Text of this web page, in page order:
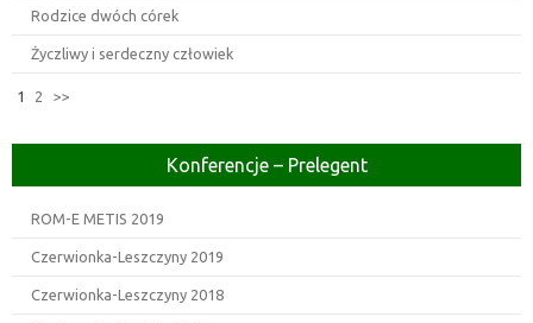
Rodzice dwóch córek
Życzliwy i serdeczny człowiek
1 2 >>
Konferencje – Prelegent
ROM-E METIS 2019
Czerwionka-Leszczyny 2019
Czerwionka-Leszczyny 2018